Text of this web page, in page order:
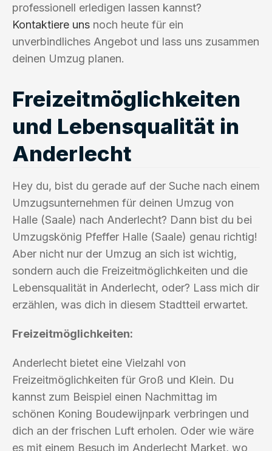
professionell erledigen lassen kannst?
Kontaktiere uns noch heute für ein
unverbindliches Angebot und lass uns zusammen
deinen Umzug planen.
Freizeitmöglichkeiten
und Lebensqualität in
Anderlecht
Hey du, bist du gerade auf der Suche nach einem
Umzugsunternehmen für deinen Umzug von
Halle (Saale) nach Anderlecht? Dann bist du bei
Umzugskönig Pfeffer Halle (Saale) genau richtig!
Aber nicht nur der Umzug an sich ist wichtig,
sondern auch die Freizeitmöglichkeiten und die
Lebensqualität in Anderlecht, oder? Lass mich dir
erzählen, was dich in diesem Stadtteil erwartet.
Freizeitmöglichkeiten:
Anderlecht bietet eine Vielzahl von
Freizeitmöglichkeiten für Groß und Klein. Du
kannst zum Beispiel einen Nachmittag im
schönen Koning Boudewijnpark verbringen und
dich an der frischen Luft erholen. Oder wie wäre
es mit einem Besuch im Anderlecht Market, wo